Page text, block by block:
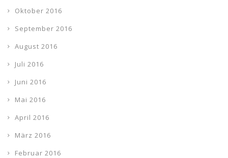
Oktober 2016
September 2016
August 2016
Juli 2016
Juni 2016
Mai 2016
April 2016
März 2016
Februar 2016